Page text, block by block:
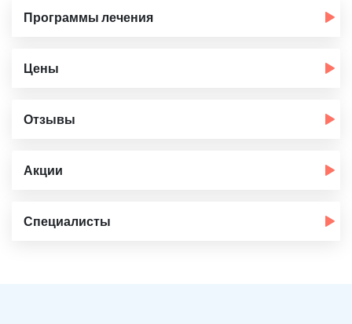
Программы лечения
Цены
Отзывы
Акции
Специалисты